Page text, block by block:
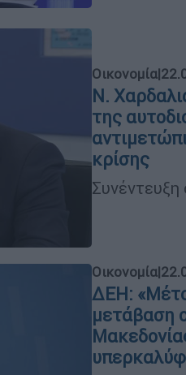
Οικονομία|
Ν.
της
κρίσης
Οικονομία|
ΔΕΗ:
μετάβαση